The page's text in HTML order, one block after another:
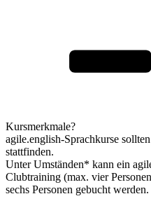
Kursmerkmale?
agile.english-Sprachkurse
stattfinden.
Unter Umständen* kann ein
Clubtraining (max. vier
sechs Personen gebucht werden.